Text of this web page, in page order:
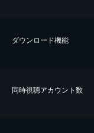
ダウンロード機能
同時視聴アカウント数